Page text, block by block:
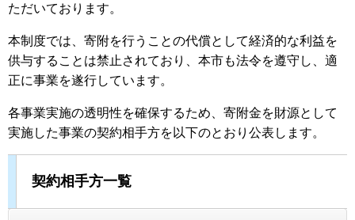
ただいております。
本制度では、寄附を行うことの代償として経済的な利益を
供与することは禁止されており、本市も法令を遵守し、適
正に事業を遂行しています。
各事業実施の透明性を確保するため、寄附金を財源として
実施した事業の契約相手方を以下のとおり公表します。
契約相手方一覧